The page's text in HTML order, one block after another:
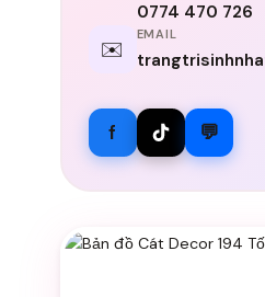
0774 470 726
✉️
EMAIL
f 💬